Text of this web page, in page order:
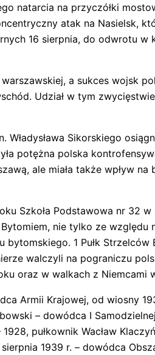
natarcia na przyczółki
atak na Nasielsk,
16 sierpnia, do odwrotu w
a sukces wojsk
Udział w tym
Sikorskiego
potężna polska
ale miała także wpływ na
Szkoła Podstawowa nr 32 w
nie tylko ze względu
1 Pułk Strzelców
walczyli na pograniczu
oraz w walkach z Niemcami
Armii Krajowej, od wiosny
– dowódca I
pułkownik Wacław
1939 r. – dowódca